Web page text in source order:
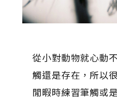
從小對動物就心動
觸還是存在，所以
閒暇時練習筆觸或